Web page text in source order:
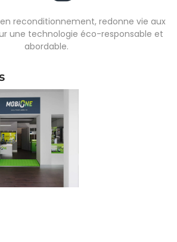
en reconditionnement, redonne vie aux
une technologie éco-responsable et
abordable.